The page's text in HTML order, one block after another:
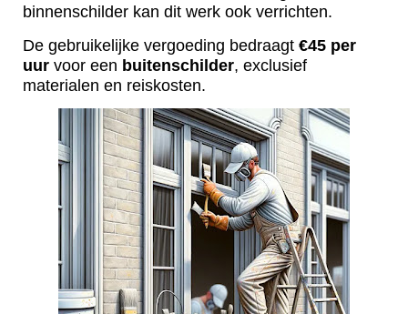
binnenschilder kan dit werk ook verrichten.
De gebruikelijke vergoeding bedraagt €45 per
uur voor een buitenschilder, exclusief
materialen en reiskosten.